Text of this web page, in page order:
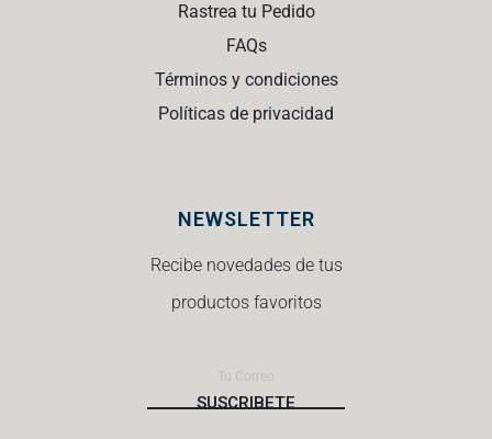
Rastrea tu Pedido
FAQs
Términos y condiciones
Políticas de privacidad
NEWSLETTER
Recibe novedades de tus
productos favoritos